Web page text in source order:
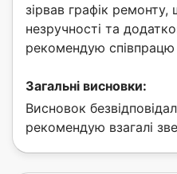
зірвав графік
незручності та
рекомендую
Загальні висновки:
Висновок
рекомендую взагалі